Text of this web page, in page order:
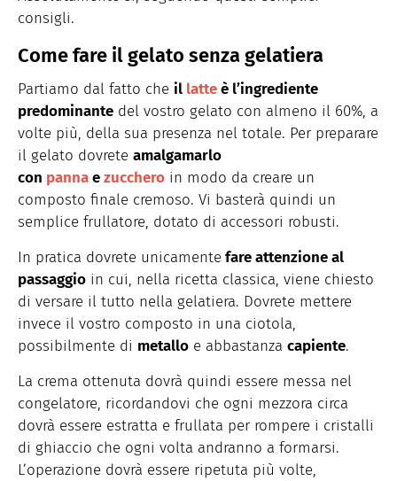
consigli.
Come fare il gelato senza gelatiera
Partiamo dal fatto che il latteè l’ingrediente
predominante del vostro gelato con almeno il 60%, a
volte più, della sua presenza nel totale. Per preparare
il gelato dovrete amalgamarlo
con pannaezucchero in modo da creare un
composto finale cremoso. Vi basterà quindi un
semplice frullatore, dotato di accessori robusti.
In pratica dovrete unicamente fare attenzione al
passaggio in cui, nella ricetta classica, viene chiesto
di versare il tutto nella gelatiera. Dovrete mettere
invece il vostro composto in una ciotola,
possibilmente di metallo e abbastanza capiente.
La crema ottenuta dovrà quindi essere messa nel
congelatore, ricordandovi che ogni mezzora circa
dovrà essere estratta e frullata per rompere i cristalli
di ghiaccio che ogni volta andranno a formarsi.
L’operazione dovrà essere ripetuta più volte,